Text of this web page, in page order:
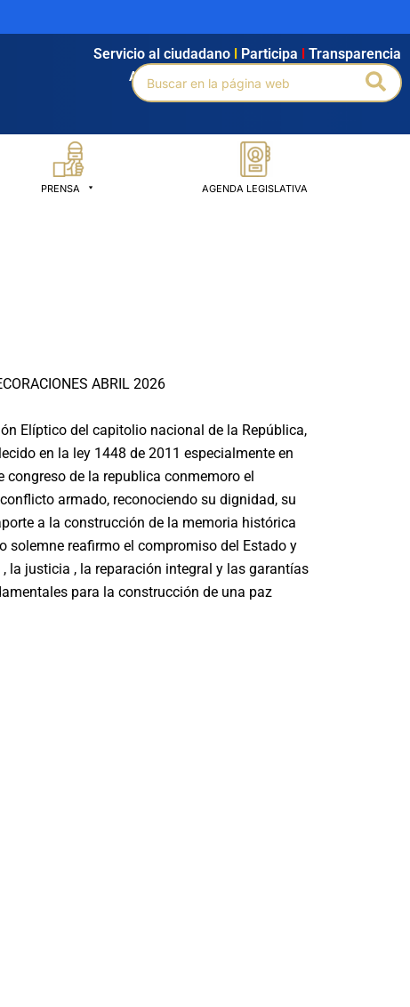
Agendamiento Intranet Búsqueda avanzada
Servicio al ciudadano Participa Transparencia
Buscar
por:
PRENSA AGENDA LEGISLATIVA
ABRIL 2026
Elíptico del capitolio nacional de la República,
en la ley 1448 de 2011 especialmente en
congreso de la republica conmemoro el
armado, reconociendo su dignidad, su
a la construcción de la memoria histórica
solemne reafirmo el compromiso del Estado y
la justicia , la reparación integral y las garantías
para la construcción de una paz